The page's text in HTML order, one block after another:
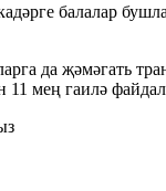
балалар
да җәмәгать
11 мең гаилә